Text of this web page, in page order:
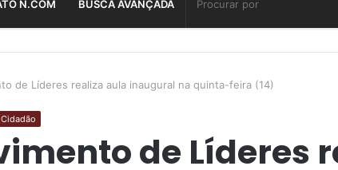
N.COM BUSCA AVANÇADA
de Líderes realiza aula inaugural na quinta-feira (14)
Cidadão
de Líderes